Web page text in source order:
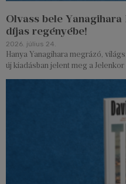
Olvass bele
díjas regényébe!
2026. július 24.
Hanya Yanagihara megrázó,
új kiadásban jelent meg a Jelenkor